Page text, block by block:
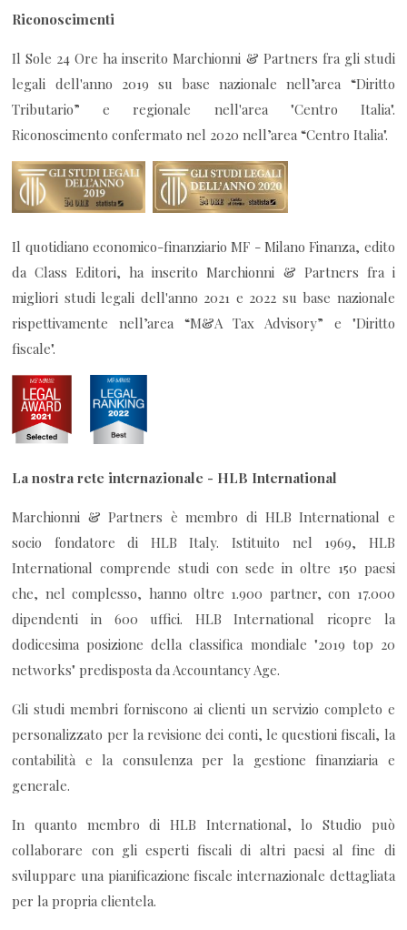
Riconoscimenti
Il Sole 24 Ore ha inserito Marchionni & Partners fra gli studi
legali dell'anno 2019 su base nazionale nell’area “Diritto
Tributario” e regionale nell'area "Centro Italia".
Riconoscimento confermato nel 2020 nell’area “Centro Italia".
Il quotidiano economico-finanziario MF - Milano Finanza, edito
da Class Editori, ha inserito Marchionni & Partners fra i
migliori studi legali dell'anno 2021 e 2022 su base nazionale
rispettivamente nell’area “M&A Tax Advisory” e "Diritto
fiscale".
La nostra rete internazionale - HLB International
Marchionni & Partners è membro di HLB International e
socio fondatore di HLB Italy. Istituito nel 1969, HLB
International comprende studi con sede in oltre 150 paesi
che, nel complesso, hanno oltre 1.900 partner, con 17.000
dipendenti in 600 uffici. HLB International ricopre la
dodicesima posizione della classifica mondiale "2019 top 20
networks" predisposta da Accountancy Age.
Gli studi membri forniscono ai clienti un servizio completo e
personalizzato per la revisione dei conti, le questioni fiscali, la
contabilità e la consulenza per la gestione finanziaria e
generale.
In quanto membro di HLB International, lo Studio può
collaborare con gli esperti fiscali di altri paesi al fine di
sviluppare una pianificazione fiscale internazionale dettagliata
per la propria clientela.